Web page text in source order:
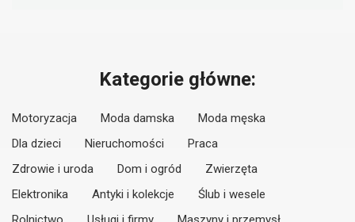
Kategorie główne:
Motoryzacja Moda damska
Moda męska
Dla dzieci
Nieruchomości
Praca
Zdrowie i uroda
Dom i ogród
Zwierzęta
Elektronika
Antyki i kolekcje
Ślub i wesele